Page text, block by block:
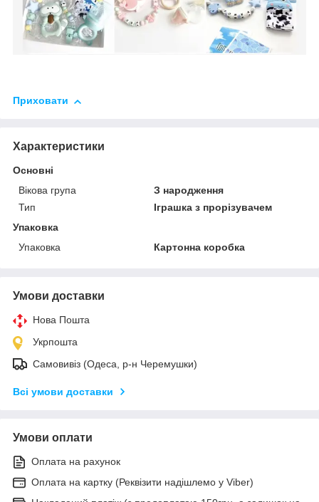
Приховати
Характеристики
Основні
Вікова група
З народження
Тип
Іграшка з прорізувачем
Упаковка
Упаковка
Картонна коробка
Умови доставки
Нова Пошта
Укрпошта
Самовивіз (Одеса, р-н Черемушки)
Всі умови доставки
Умови оплати
Оплата на рахунок
Оплата на картку (Реквізити надішлемо у Viber)